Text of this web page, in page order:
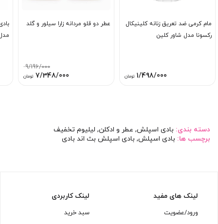
مام کرمی ضد تعریق زنانه کلینیکال
رکسونا مدل شاور کلین
1/498/000 تومان
عطر دو قلو مردانه زارا سیلور و گلد
9/196/000
قیمت
7/348/000 تومانقیمت
دسته بندی: بادی اسپلش, عطر و ادکلن, لیلیوم تخفیف
برچسب ها: بادی اسپلش, بادی اسپلش بث اند بادی
لینک های مفید
ورود/عضویت
لینک کاربردی
سبد خرید